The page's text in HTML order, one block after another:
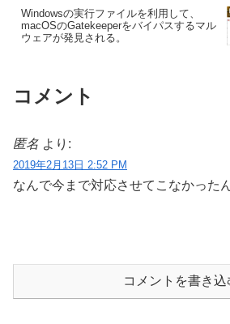
Windowsの実行ファイルを利用して、
macOSのGatekeeperをバイパスするマル
ウェアが発見される。
コメント
匿名 より:
2019年2月13日 2:52 PM
なんで今まで対応させてこなかった
コメントを書き込